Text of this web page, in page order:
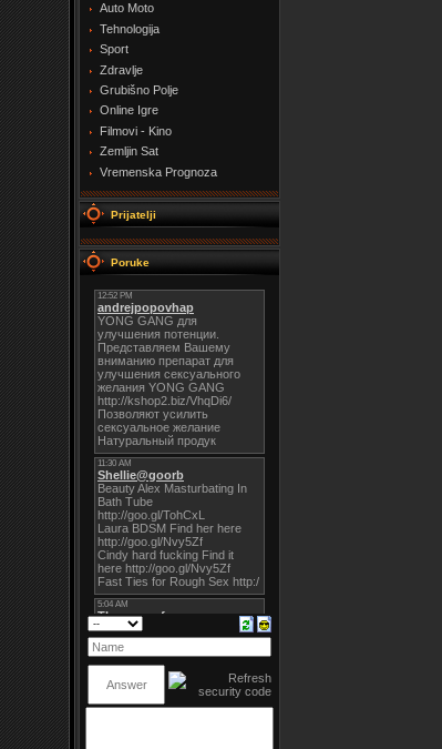
Auto Moto
Tehnologija
Sport
Zdravlje
Grubišno Polje
Online Igre
Filmovi - Kino
Zemljin Sat
Vremenska Prognoza
Prijatelji
Poruke